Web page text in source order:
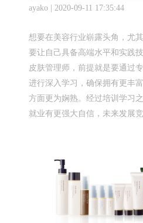
ayako | 2020-09-11 17:35:44
想要在美容行业崭露头角，尤
要让自己具备高端水平和实践
皮肤管理师，前提就是要通过
进行深入学习，确保拥有更丰
方面更为娴熟。经过培训学习
就业有更强大自信，未来发展竞